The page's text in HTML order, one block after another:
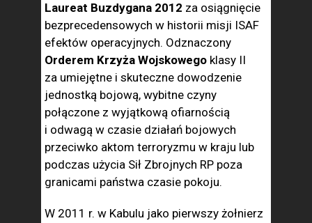
Laureat Buzdygana 2012 za osiągnięcie
bezprecedensowych w historii misji ISAF
efektów operacyjnych. Odznaczony
Orderem Krzyża Wojskowego klasy II
za umiejętne i skuteczne dowodzenie
jednostką bojową, wybitne czyny
połączone z wyjątkową ofiarnością
i odwagą w czasie działań bojowych
przeciwko aktom terroryzmu w kraju lub
podczas użycia Sił Zbrojnych RP poza
granicami państwa czasie pokoju.
W 2011 r. w Kabulu jako pierwszy żołnierz